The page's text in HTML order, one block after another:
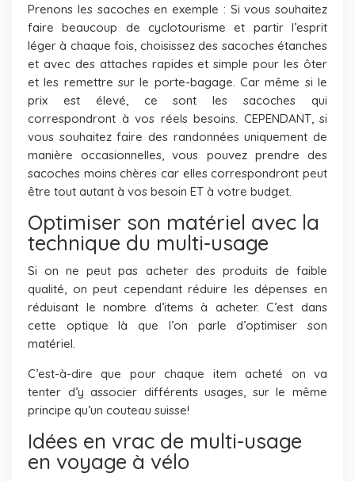
Prenons les sacoches en exemple : Si vous souhaitez
faire beaucoup de cyclotourisme et partir l’esprit
léger à chaque fois, choisissez des sacoches étanches
et avec des attaches rapides et simple pour les ôter
et les remettre sur le porte-bagage. Car même si le
prix est élevé, ce sont les sacoches qui
correspondront à vos réels besoins. CEPENDANT, si
vous souhaitez faire des randonnées uniquement de
manière occasionnelles, vous pouvez prendre des
sacoches moins chères car elles correspondront peut
être tout autant à vos besoin ET à votre budget.
Optimiser son matériel avec la
technique du multi-usage
Si on ne peut pas acheter des produits de faible
qualité, on peut cependant réduire les dépenses en
réduisant le nombre d’items à acheter. C’est dans
cette optique là que l’on parle d’optimiser son
matériel.
C’est-à-dire que pour chaque item acheté on va
tenter d’y associer différents usages, sur le même
principe qu’un couteau suisse!
Idées en vrac de multi-usage
en voyage à vélo